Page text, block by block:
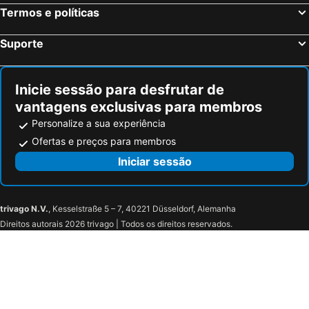
Monteblanco
La Unión Hotéis na praia
Totana Hotéis na praia
Termos e políticas
Suporte
Inicie sessão para desfrutar de
vantagens exclusivas para membros
Personalize a sua experiência
Ofertas e preços para membros
Iniciar sessão
trivago N.V., Kesselstraße 5 – 7, 40221 Düsseldorf, Alemanha
Direitos autorais 2026 trivago | Todos os direitos reservados.